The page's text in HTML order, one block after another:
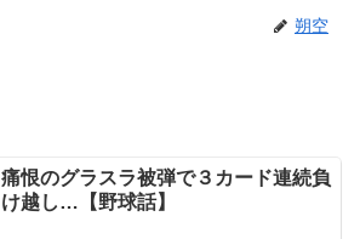
朔空
痛恨のグラスラ被弾で３カード連続負
け越し…【野球話】